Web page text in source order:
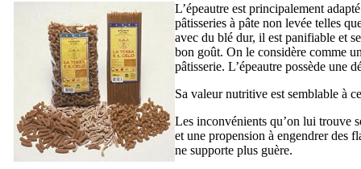
L’épeautre est principalement
pâtisseries à pâte non levée telles
avec du blé dur, il est panifiable et
bon goût. On le considère comme
pâtisserie. L’épeautre possède une
Sa valeur nutritive est semblable à
Les inconvénients qu’on lui trouve
et une propension à engendrer des
ne supporte plus guère.